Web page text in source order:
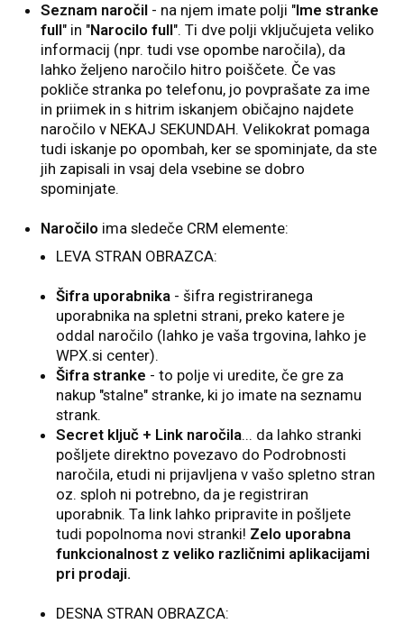
Seznam naročil- na njem imate polji "Ime stranke
full" in "Narocilo full". Ti dve polji vključujeta veliko
informacij (npr. tudi vse opombe naročila), da
lahko željeno naročilo hitro poiščete. Če vas
pokliče stranka po telefonu, jo povprašate za ime
in priimek in s hitrim iskanjem običajno najdete
naročilo v NEKAJ SEKUNDAH. Velikokrat pomaga
tudi iskanje po opombah, ker se spominjate, da ste
jih zapisali in vsaj dela vsebine se dobro
spominjate.
Naročiloima sledeče CRM elemente:
LEVA STRAN OBRAZCA:
Šifra uporabnika- šifra registriranega
uporabnika na spletni strani, preko katere je
oddal naročilo (lahko je vaša trgovina, lahko je
WPX.si center).
Šifra stranke - to polje vi uredite, če gre za
nakup "stalne" stranke, ki jo imate na seznamu
strank.
Secret ključ + Link naročila... da lahko stranki
pošljete direktno povezavo do Podrobnosti
naročila, etudi ni prijavljena v vašo spletno stran
oz. sploh ni potrebno, da je registriran
uporabnik. Ta link lahko pripravite in pošljete
tudi popolnoma novi stranki! Zelo uporabna
funkcionalnost z veliko različnimi aplikacijami
pri prodaji.
DESNA STRAN OBRAZCA: